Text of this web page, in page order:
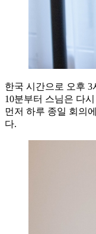
한국 시간으로 오후 3
10분부터 스님은 다
먼저 하루 종일 회의
다.